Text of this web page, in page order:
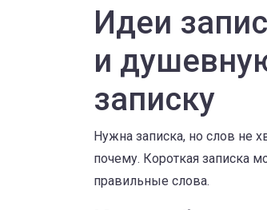
Идеи
и
записку
Нужна записка, но слов не
почему. Короткая записка
правильные слова.